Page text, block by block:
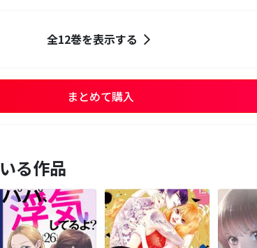
全12巻を表示する
まとめて購入
る作品